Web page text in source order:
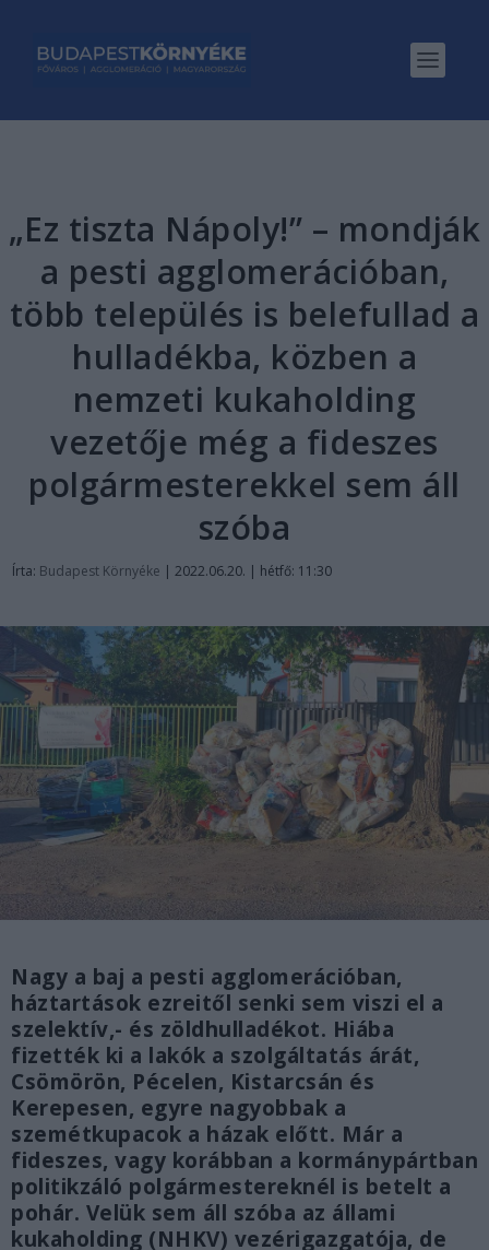
„Ez tiszta Nápoly!” – mondják
a pesti agglomerációban,
több település is belefullad a
hulladékba, közben a
nemzeti kukaholding
vezetője még a fideszes
polgármesterekkel sem áll
szóba
Írta: Budapest Környéke | 2022.06.20. | hétfő: 11:30
Nagy a baj a pesti agglomerációban,
háztartások ezreitől senki sem viszi el a
szelektív,- és zöldhulladékot. Hiába
fizették ki a lakók a szolgáltatás árát,
Csömörön, Pécelen, Kistarcsán és
Kerepesen, egyre nagyobbak a
szemétkupacok a házak előtt. Már a
fideszes, vagy korábban a kormánypártban
politikzáló polgármestereknél is betelt a
pohár. Velük sem áll szóba az állami
kukaholding (NHKV) vezérigazgatója, de